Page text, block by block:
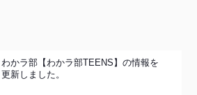
わかラ部【わかラ部TEENS】の情報を
更新しました。